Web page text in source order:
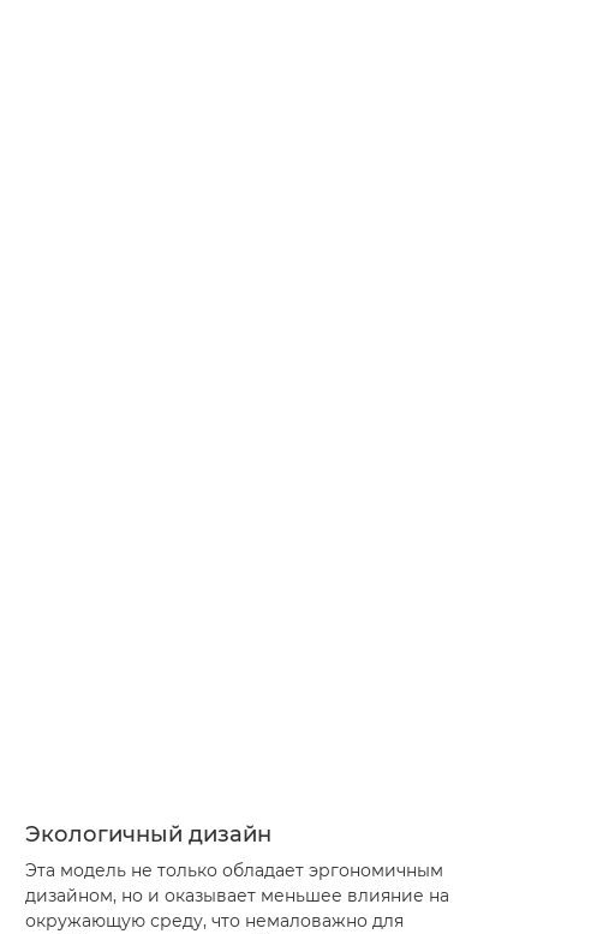
Экологичный дизайн
Эта модель не только обладает эргономичным
дизайном, но и оказывает меньшее влияние на
окружающую среду, что немаловажно для